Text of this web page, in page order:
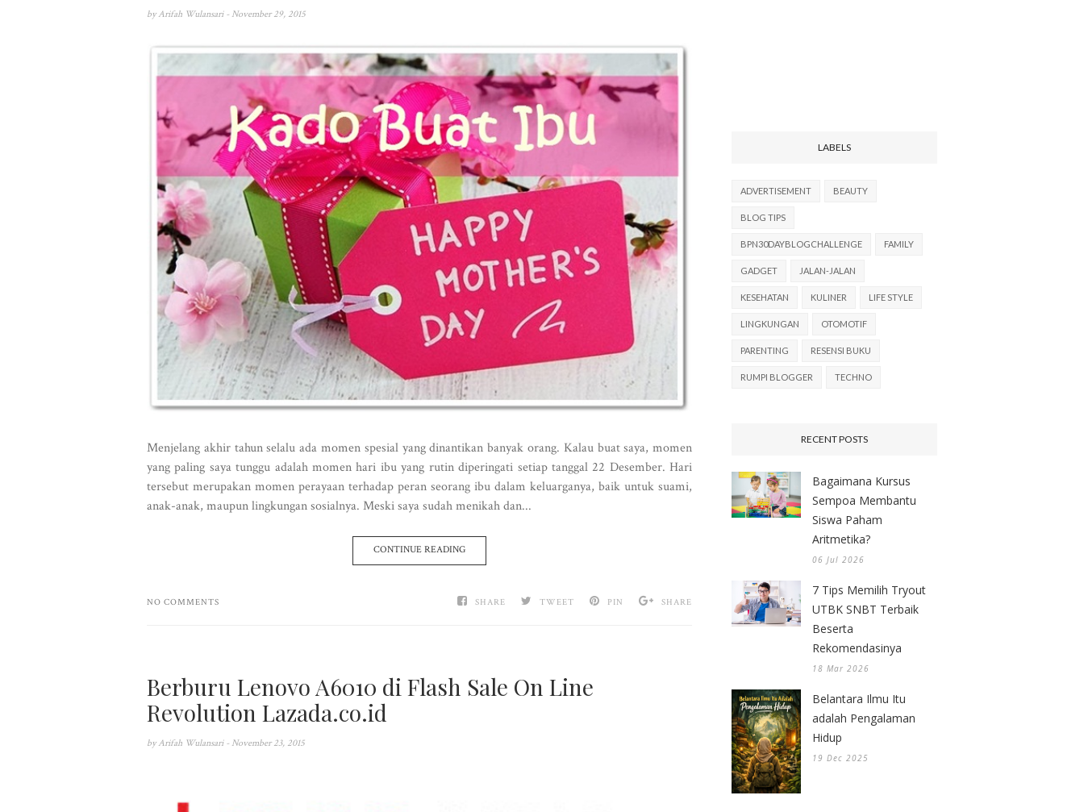
by Arifah Wulansari - November 29, 2015
Menjelang akhir tahun selalu ada momen spesial yang dinantikan banyak orang. Kalau buat saya, momen
yang paling saya tunggu adalah momen hari ibu yang rutin diperingati setiap tanggal 22 Desember. Hari
tersebut merupakan momen perayaan terhadap peran seorang ibu dalam keluarganya, baik untuk suami,
anak-anak, maupun lingkungan sosialnya. Meski saya sudah menikah dan...
CONTINUE READING
SHARE TWEET PIN SHARE
NO COMMENTS
Berburu Lenovo A6010 di Flash Sale On Line
Revolution Lazada.co.id
by Arifah Wulansari - November 23, 2015
LABELS
ADVERTISEMENT BEAUTY
BLOG TIPS
BPN30DAYBLOGCHALLENGE FAMILY
GADGET JALAN-JALAN
KESEHATAN KULINER LIFE STYLE
LINGKUNGAN OTOMOTIF
PARENTING RESENSI BUKU
RUMPI BLOGGER TECHNO
RECENT POSTS
Bagaimana Kursus
Sempoa Membantu
Siswa Paham
Aritmetika?
06 Jul 2026
7 Tips Memilih Tryout
UTBK SNBT Terbaik
Beserta
Rekomendasinya
18 Mar 2026
Belantara Ilmu Itu
adalah Pengalaman
Hidup
19 Dec 2025